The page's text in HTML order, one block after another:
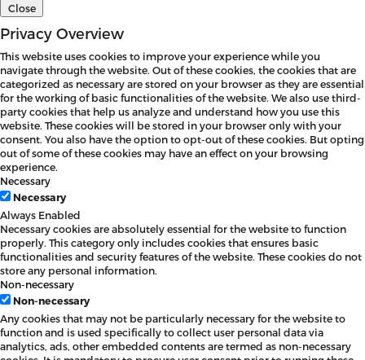
Close
Privacy Overview
This website uses cookies to improve your experience while you
navigate through the website. Out of these cookies, the cookies that are
categorized as necessary are stored on your browser as they are essential
for the working of basic functionalities of the website. We also use third-
party cookies that help us analyze and understand how you use this
website. These cookies will be stored in your browser only with your
consent. You also have the option to opt-out of these cookies. But opting
out of some of these cookies may have an effect on your browsing
experience.
Necessary
Necessary
Always Enabled
Necessary cookies are absolutely essential for the website to function
properly. This category only includes cookies that ensures basic
functionalities and security features of the website. These cookies do not
store any personal information.
Non-necessary
Non-necessary
Any cookies that may not be particularly necessary for the website to
function and is used specifically to collect user personal data via
analytics, ads, other embedded contents are termed as non-necessary